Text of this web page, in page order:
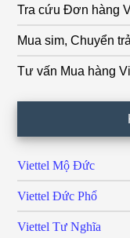
Tra cứu Đơn hàng
Mua sim, Chuyển
Tư vấn Mua hàng
Viettel Mộ Đức
Viettel Đức Phổ
Viettel Tư Nghĩa